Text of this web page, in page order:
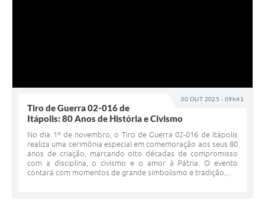
30 OUT 2025 - 09h41
Tiro de Guerra 02-016 de
Itápolis: 80 Anos de História e Civismo
No dia 1º de novembro, o Tiro de Guerra 02-016 de Itápolis
realiza uma cerimônia especial em comemoração aos seus 80
anos de criação, marcando oito décadas de compromisso
com a disciplina, o civismo e o amor à Pátria. O evento
contará com momentos de grande simbolismo e tradição,...